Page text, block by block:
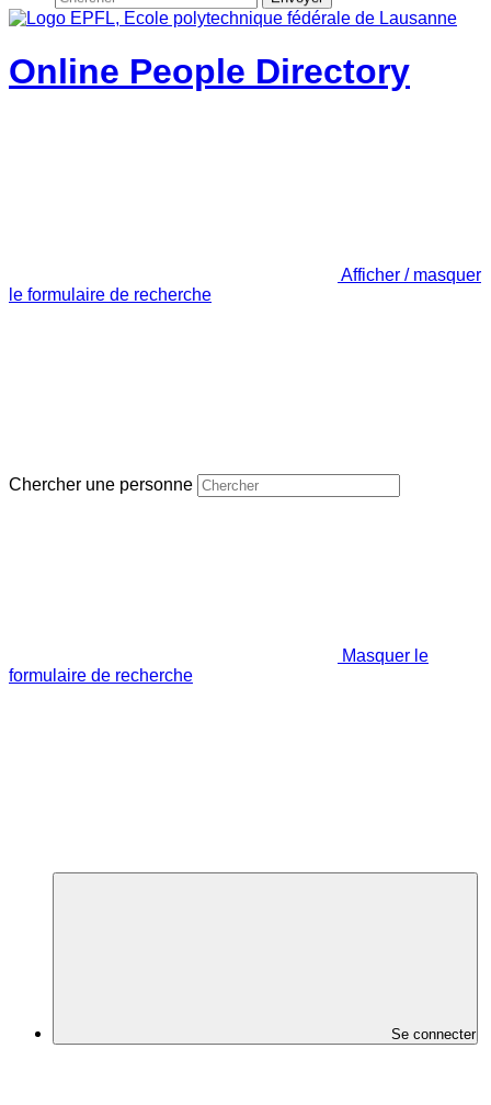
Online People Directory
Afficher / masquer
le formulaire de recherche
Chercher une personne
Masquer le
formulaire de recherche
Se connecter